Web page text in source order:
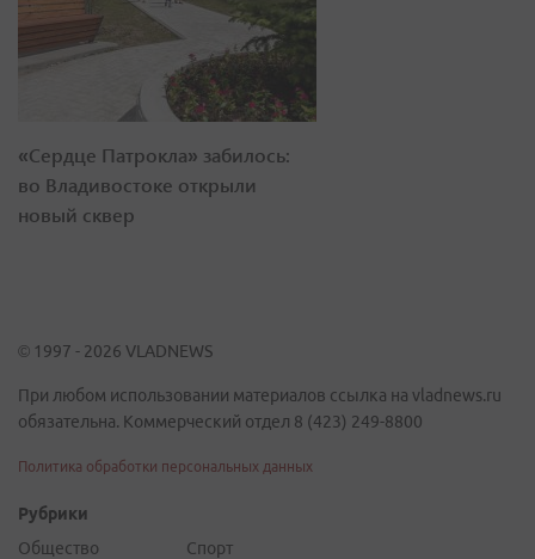
«Сердце Патрокла» забилось:
во Владивостоке открыли
новый сквер
© 1997 - 2026 VLADNEWS
При любом использовании материалов ссылка на vladnews.ru
обязательна. Коммерческий отдел 8 (423) 249-8800
Политика обработки персональных данных
Рубрики
Общество
Спорт